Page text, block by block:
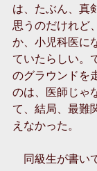
は、たぶん、真
思うのだけれど
か、小児科医に
ていたらしい。
のグラウンドを
のは、医師じゃ
て、結局、最難
えなかった。
同級生が書い